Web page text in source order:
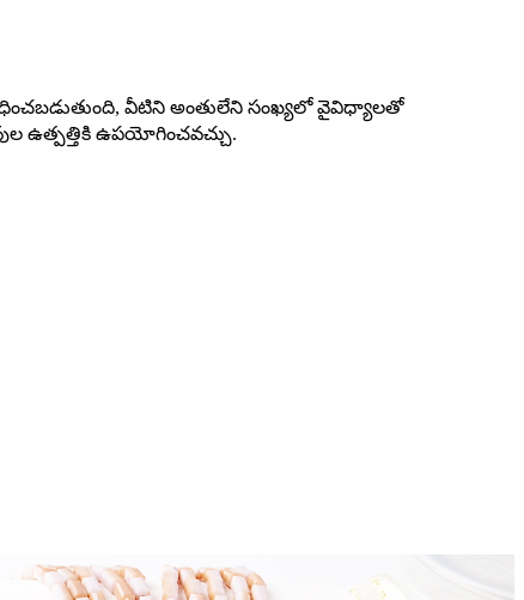
వీటిని అంతులేని సంఖ్యలో వైవిధ్యాలతో
ఉత్పత్తికి ఉపయోగించవచ్చు.